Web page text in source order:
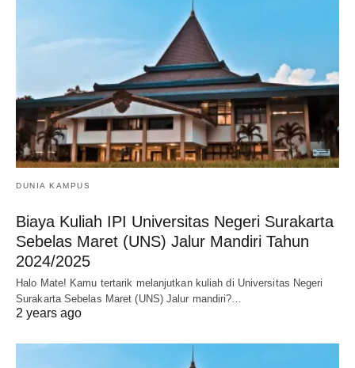
DUNIA KAMPUS
Biaya Kuliah IPI Universitas Negeri Surakarta
Sebelas Maret (UNS) Jalur Mandiri Tahun
2024/2025
Halo Mate! Kamu tertarik melanjutkan kuliah di Universitas Negeri
Surakarta Sebelas Maret (UNS) Jalur mandiri?…
2 years ago